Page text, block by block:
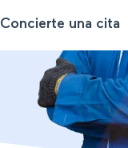
Concierte una cita